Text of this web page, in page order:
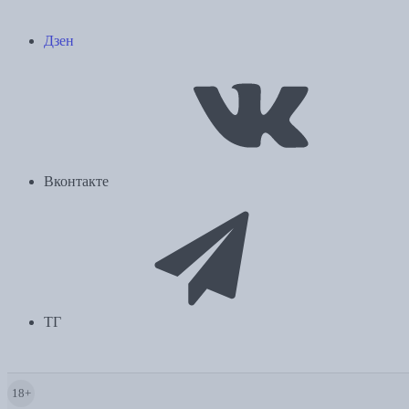
Дзен
Вконтакте
ТГ
18+